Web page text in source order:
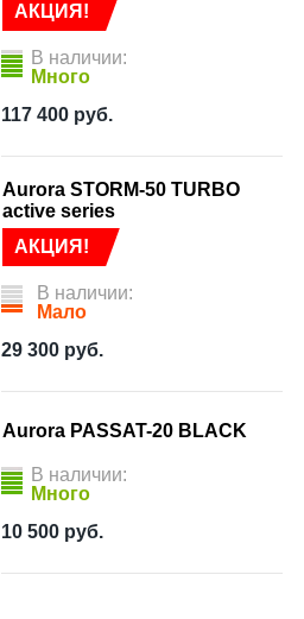
АКЦИЯ!
В наличии:
Много
117 400 руб.
АКЦИЯ!
Aurora STORM-50 TURBO
active series
В наличии:
Мало
29 300 руб.
Aurora PASSAT-20 BLACK
В наличии:
Много
10 500 руб.